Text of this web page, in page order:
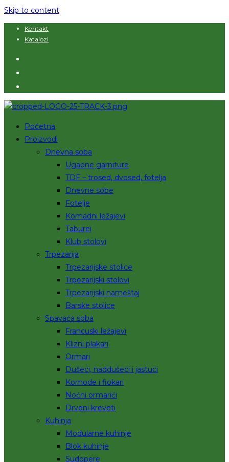
Skip to content
Kontakt
Katalozi
Početna
Proizvodi
Dnevna soba
Ugaone garniture
TDF – trosed, dvosed, fotelja
Dnevne sobe
Fotelje
Komadni ležajevi
Taburei
Klub stolovi
Trpezarija
Trpezarijske stolice
Trpezarijski stolovi
Trpezarijski nameštaj
Barske stolice
Spavaća soba
Francuski ležajevi
Klizni plakari
Ormari
Dušeci, naddušeci i jastuci
Komode i fiokari
Noćni ormarići
Drveni kreveti
Kuhinja
Modularne kuhinje
Blok kuhinje
Sudopere